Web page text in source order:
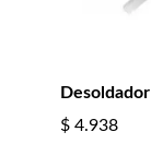
$ 4.938